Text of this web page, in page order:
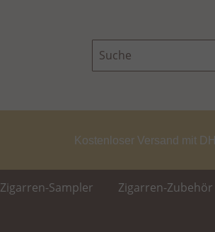
Suche
Kostenloser Versand mit
Zigarren-Sampler Zigarren-Zubehör